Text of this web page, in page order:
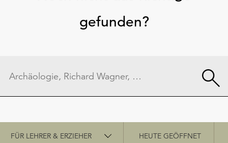
gefunden?
Schnellzugriff
FÜR LEHRER & ERZIEHER HEUTE GEÖFFNET